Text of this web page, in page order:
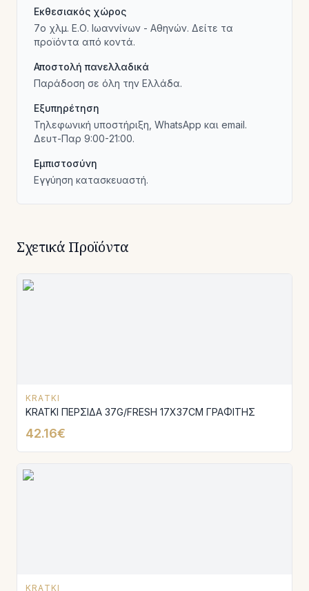
Εκθεσιακός χώρος
7ο χλμ. Ε.Ο. Ιωαννίνων - Αθηνών. Δείτε τα
προϊόντα από κοντά.
Αποστολή πανελλαδικά
Παράδοση σε όλη την Ελλάδα.
Εξυπηρέτηση
Τηλεφωνική υποστήριξη, WhatsApp και email.
Δευτ-Παρ 9:00-21:00.
Εμπιστοσύνη
Εγγύηση κατασκευαστή.
Σχετικά Προϊόντα
KRATKI
KRATKI ΠΕΡΣΙΔΑ 37G/FRESH 17X37CM ΓΡΑΦΙΤΗΣ
42.16€
KRATKI